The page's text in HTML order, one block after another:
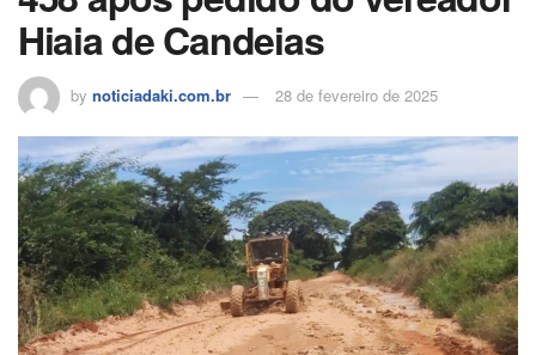
Hiaia de Candeias
by noticiadaki.com.br 28 de fevereiro de 2025